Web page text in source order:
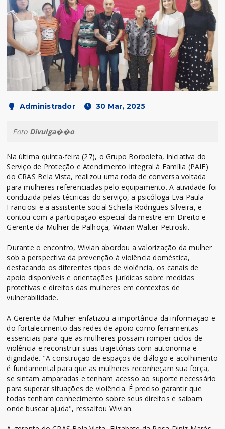
Administrador 30 Mar, 2025
Foto Divulga��o
Na última quinta-feira (27), o Grupo Borboleta, iniciativa do
Serviço de Proteção e Atendimento Integral à Família (PAIF)
do CRAS Bela Vista, realizou uma roda de conversa voltada
para mulheres referenciadas pelo equipamento. A atividade foi
conduzida pelas técnicas do serviço, a psicóloga Eva Paula
Franciosi e a assistente social Scheila Rodrigues Silveira, e
contou com a participação especial da mestre em Direito e
Gerente da Mulher de Palhoça, Wivian Walter Petroski.
Durante o encontro, Wivian abordou a valorização da mulher
sob a perspectiva da prevenção à violência doméstica,
destacando os diferentes tipos de violência, os canais de
apoio disponíveis e orientações jurídicas sobre medidas
protetivas e direitos das mulheres em contextos de
vulnerabilidade.
A Gerente da Mulher enfatizou a importância da informação e
do fortalecimento das redes de apoio como ferramentas
essenciais para que as mulheres possam romper ciclos de
violência e reconstruir suas trajetórias com autonomia e
dignidade. "A construção de espaços de diálogo e acolhimento
é fundamental para que as mulheres reconheçam sua força,
se sintam amparadas e tenham acesso ao suporte necessário
para superar situações de violência. É preciso garantir que
todas tenham conhecimento sobre seus direitos e saibam
onde buscar ajuda", ressaltou Wivian.